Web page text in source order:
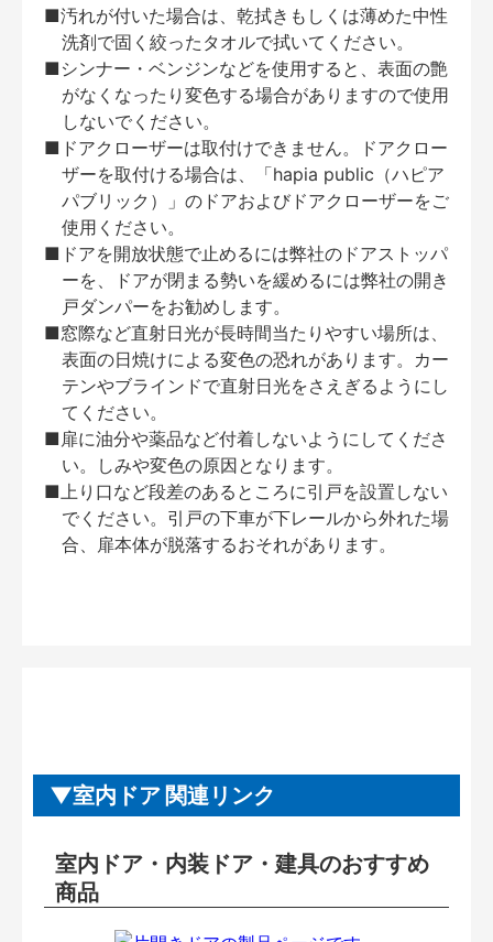
■汚れが付いた場合は、乾拭きもしくは薄めた中性
洗剤で固く絞ったタオルで拭いてください。
■シンナー・ベンジンなどを使用すると、表面の艶
がなくなったり変色する場合がありますので使用
しないでください。
■ドアクローザーは取付けできません。ドアクロー
ザーを取付ける場合は、「hapia public（ハピア
パブリック）」のドアおよびドアクローザーをご
使用ください。
■ドアを開放状態で止めるには弊社のドアストッパ
ーを、ドアが閉まる勢いを緩めるには弊社の開き
戸ダンパーをお勧めします。
■窓際など直射日光が長時間当たりやすい場所は、
表面の日焼けによる変色の恐れがあります。カー
テンやブラインドで直射日光をさえぎるようにし
てください。
■扉に油分や薬品など付着しないようにしてくださ
い。しみや変色の原因となります。
■上り口など段差のあるところに引戸を設置しない
でください。引戸の下車が下レールから外れた場
合、扉本体が脱落するおそれがあります。
室内ドア 関連リンク
室内ドア・内装ドア・建具のおすすめ
商品